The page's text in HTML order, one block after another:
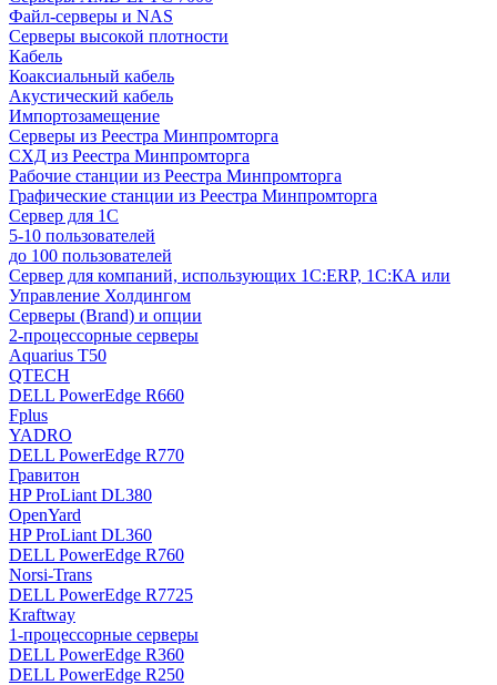
Файл-серверы и NAS
Серверы высокой плотности
Кабель
Коаксиальный кабель
Акустический кабель
Импортозамещение
Серверы из Реестра Минпромторга
СХД из Реестра Минпромторга
Рабочие станции из Реестра Минпромторга
Графические станции из Реестра Минпромторга
Сервер для 1С
5-10 пользователей
до 100 пользователей
Сервер для компаний, использующих 1C:ERP, 1С:КА или
Управление Холдингом
Серверы (Brand) и опции
2-процессорные серверы
Aquarius T50
QTECH
DELL PowerEdge R660
Fplus
YADRO
DELL PowerEdge R770
Гравитон
HP ProLiant DL380
OpenYard
HP ProLiant DL360
DELL PowerEdge R760
Norsi-Trans
DELL PowerEdge R7725
Kraftway
1-процессорные серверы
DELL PowerEdge R360
DELL PowerEdge R250